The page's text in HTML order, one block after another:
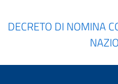
DECRETO DI NOMINA